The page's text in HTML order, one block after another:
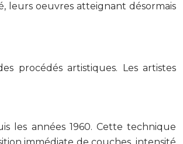
leurs oeuvres atteignant désormais
procédés artistiques. Les artistes
les années 1960. Cette technique